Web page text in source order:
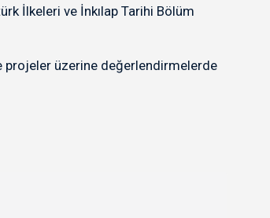
İlkeleri ve İnkılap Tarihi Bölüm
projeler üzerine değerlendirmelerde